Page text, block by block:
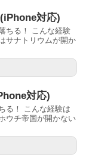
対応)
ちる！ こんな経験
サナトリウムが開か
対応)
る！ こんな経験は
ウチ帝国が開かない